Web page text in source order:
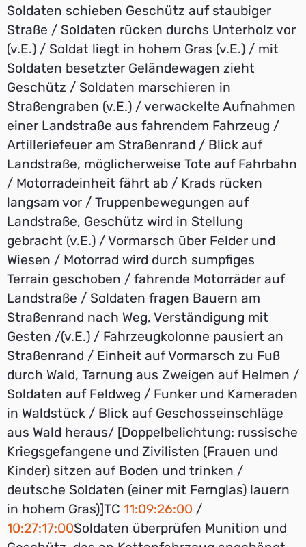
Soldaten schieben Geschütz auf staubiger
Straße / Soldaten rücken durchs Unterholz vor
(v.E.) / Soldat liegt in hohem Gras (v.E.) / mit
Soldaten besetzter Geländewagen zieht
Geschütz / Soldaten marschieren in
Straßengraben (v.E.) / verwackelte Aufnahmen
einer Landstraße aus fahrendem Fahrzeug /
Artilleriefeuer am Straßenrand / Blick auf
Landstraße, möglicherweise Tote auf Fahrbahn
/ Motorradeinheit fährt ab / Krads rücken
langsam vor / Truppenbewegungen auf
Landstraße, Geschütz wird in Stellung
gebracht (v.E.) / Vormarsch über Felder und
Wiesen / Motorrad wird durch sumpfiges
Terrain geschoben / fahrende Motorräder auf
Landstraße / Soldaten fragen Bauern am
Straßenrand nach Weg, Verständigung mit
Gesten /(v.E.) / Fahrzeugkolonne pausiert an
Straßenrand / Einheit auf Vormarsch zu Fuß
durch Wald, Tarnung aus Zweigen auf Helmen /
Soldaten auf Feldweg / Funker und Kameraden
in Waldstück / Blick auf Geschosseinschläge
aus Wald heraus/ [Doppelbelichtung: russische
Kriegsgefangene und Zivilisten (Frauen und
Kinder) sitzen auf Boden und trinken /
deutsche Soldaten (einer mit Fernglas) lauern
in hohem Gras)]TC 11:09:26:00 /
10:27:17:00Soldaten überprüfen Munition und